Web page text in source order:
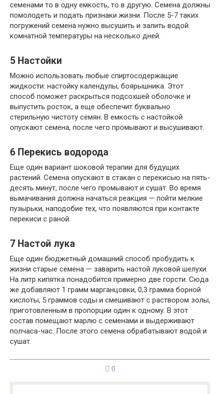
семенами то в одну емкость, то в другую. Семена должны
помолодеть и подать признаки жизни. После 5-7 таких
погружений семена нужно высушить и залить водой
комнатной температуры на несколько дней.
5 Настойки
Можно использовать любые спиртосодержащие
жидкости: настойку календулы, боярышника. Этот
способ поможет раскрыться подсохшей оболочке и
выпустить росток, а еще обеспечит буквально
стерильную чистоту семян. В емкость с настойкой
опускают семена, после чего промывают и высушивают.
6 Перекись водорода
Еще один вариант шоковой терапии для будущих
растений. Семена опускают в стакан с перекисью на пять-
десять минут, после чего промывают и сушат. Во время
вымачивания должна начаться реакция — пойти мелкие
пузырьки, наподобие тех, что появляются при контакте
перекиси с раной.
7 Настой лука
Еще один бюджетный домашний способ пробудить к
жизни старые семена — заварить настой луковой шелухи.
На литр кипятка понадобится примерно две горсти. Сюда
же добавляют 1 грамм марганцовки, 0,3 грамма борной
кислоты, 5 граммов соды и смешивают с раствором золы,
приготовленным в пропорции один к одному. В этот
состав помещают марлю с семенами и выдерживают
полчаса-час. После этого семена обрабатывают водой и
сушат.
0